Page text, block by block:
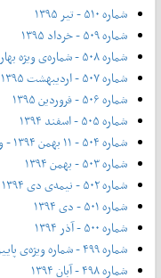
شماره ۵۱۰ - تیر ۱۳۹۵
شماره ۵۰۹ - خرداد ۱۳۹۵
شماره ۵۰۸ - شماره‌ی ویژه بهار
شماره ۵۰۷ - اردیبهشت ۱۳۹۵
شماره ۵۰۶ - فروردین ۱۳۹۵
شماره ۵۰۵ - اسفند ۱۳۹۴
شماره ۵۰۴ - ۱۱ بهمن ۱۳۹۴ - ویژه‌ی جشنواره فیلم فجر
شماره ۵۰۳ - بهمن ۱۳۹۴
شماره ۵۰۲ - نیمه‌ی دی ۱۳۹۴
شماره ۵۰۱ - دی ۱۳۹۴
شماره ۵۰۰ - آذر ۱۳۹۴
شماره ۴۹۹ - شماره ویژه‌ی پاییز ۱۳۹۴
شماره ۴۹۸ - آبان ۱۳۹۴